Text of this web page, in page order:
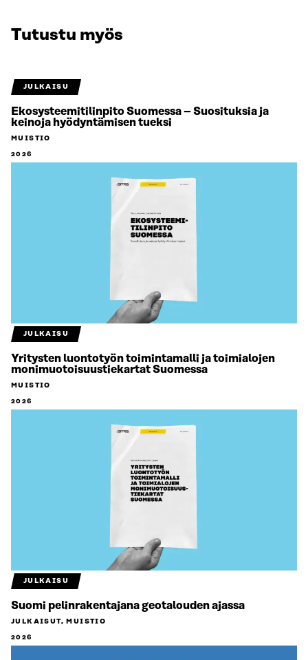
Tutustu myös
JULKAISU
Ekosysteemitilinpito Suomessa – Suosituksia ja
keinoja hyödyntämisen tueksi
MUISTIO
2026
JULKAISU
Yritysten luontotyön toimintamalli ja toimialojen
monimuotoisuustiekartat Suomessa
MUISTIO
2026
JULKAISU
Suomi pelinrakentajana geotalouden ajassa
JULKAISUT, MUISTIO
2026